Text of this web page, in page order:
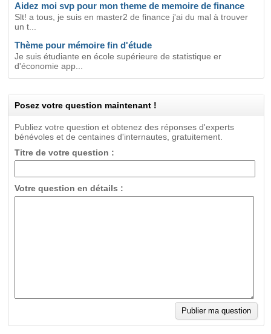
Aidez moi svp pour mon theme de memoire de finance
Slt! a tous, je suis en master2 de finance j'ai du mal à trouver
un t...
Thème pour mémoire fin d'étude
Je suis étudiante en école supérieure de statistique er
d'économie app...
Posez votre question maintenant !
Publiez votre question et obtenez des réponses d'experts
bénévoles et de centaines d'internautes, gratuitement.
Titre de votre question :
Votre question en détails :